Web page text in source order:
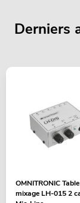
Derniers
OMNITRONIC
mixage LH-015 2